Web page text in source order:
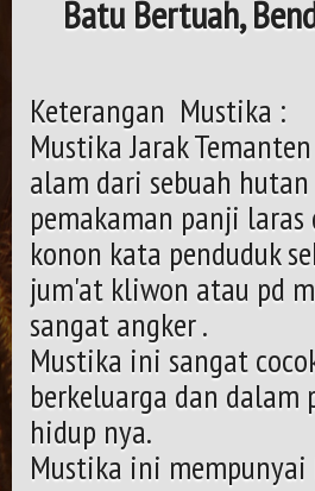
Batu Bertuah,
Keterangan Mustika :
Mustika Jarak
alam dari sebuah
pemakaman panji
konon kata penduduk
jum'at kliwon atau pd
sangat angker .
Mustika ini sangat
berkeluarga dan
hidup nya.
Mustika ini